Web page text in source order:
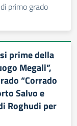
primo grado
prime della
Megali”,
“Corrado
Salvo e
Roghudi per